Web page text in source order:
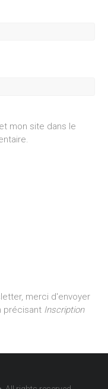
mon site dans le
merci d'envoyer
précisant Inscription